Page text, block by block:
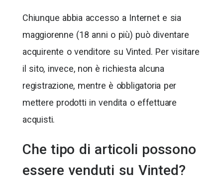
Chiunque abbia accesso a Internet e sia
maggiorenne (18 anni o più) può diventare
acquirente o venditore su Vinted. Per visitare
il sito, invece, non è richiesta alcuna
registrazione, mentre è obbligatoria per
mettere prodotti in vendita o effettuare
acquisti.
Che tipo di articoli possono
essere venduti su Vinted?